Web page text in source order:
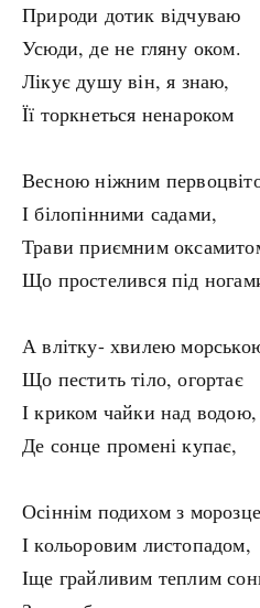
Природи дотик відчуваю
Усюди, де не гляну оком.
Лікує душу він, я знаю,
Її торкнеться ненароком
Весною ніжним
І білопінними садами,
Трави приємним
Що простелився під
А влітку- хвилею
Що пестить тіло, огортає
І криком чайки над водою,
Де сонце промені купає,
Осіннім подихом з
І кольоровим листопадом,
Іще грайливим теплим